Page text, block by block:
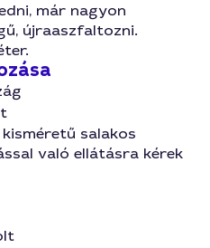
már nagyon
újraaszfaltozni.
salakos
való ellátásra kérek